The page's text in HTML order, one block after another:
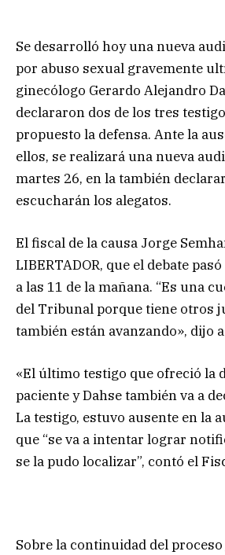
Se desarrolló hoy una nueva
por abuso sexual gravemente
ginecólogo Gerardo Alejandro
declararon dos de los tres
propuesto la defensa. Ante la
ellos, se realizará una nueva
martes 26, en la también
escucharán los alegatos.
El fiscal de la causa Jorge
LIBERTADOR, que el debate
a las 11 de la mañana. “Es una
del Tribunal porque tiene otros
también están avanzando», dijo
«El último testigo que ofreció la
paciente y Dahse también va a
La testigo, estuvo ausente en la
que “se va a intentar lograr
se la pudo localizar”, contó el
Sobre la continuidad del